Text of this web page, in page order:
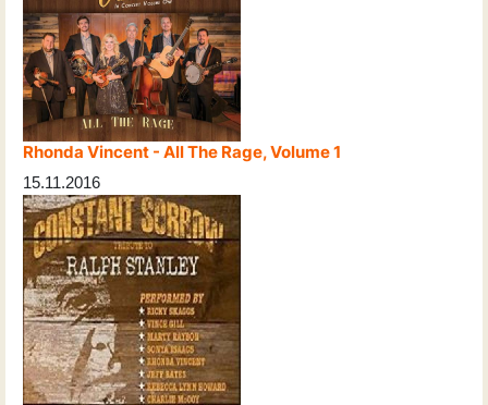
Rhonda Vincent - All The Rage, Volume 1
15.11.2016